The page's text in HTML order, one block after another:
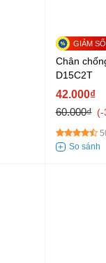
Chân
D15C2T
42.000₫
60.000₫
-